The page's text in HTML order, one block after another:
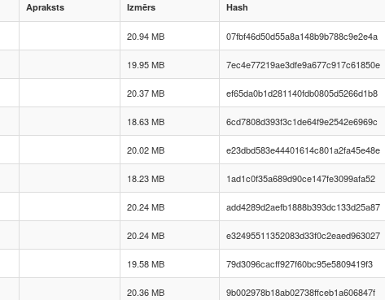
Apraksts Izmērs Hash
20.94 MB 07fbf46d50d55a8a148b9b788c9e2e4a
19.95 MB 7ec4e77219ae3dfe9a677c917c61850e
20.37 MB ef65da0b1d281140fdb0805d5266d1b8
18.63 MB 6cd7808d393f3c1de64f9e2542e6969c
20.02 MB e23dbd583e44401614c801a2fa45e48e
18.23 MB 1ad1c0f35a689d90ce147fe3099afa52
20.24 MB add4289d2aefb1888b393dc133d25a87
20.24 MB e32495511352083d33f0c2eaed963027
19.58 MB 79d3096cacff927f60bc95e5809419f3
20.36 MB 9b002978b18ab02738ffceb1a606847f